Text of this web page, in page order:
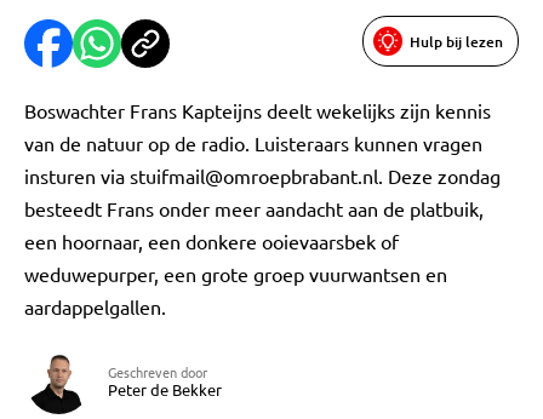
Hulp bij lezen
Boswachter Frans Kapteijns deelt wekelijks zijn kennis
van de natuur op de radio. Luisteraars kunnen vragen
insturen via stuifmail@omroepbrabant.nl. Deze zondag
besteedt Frans onder meer aandacht aan de platbuik,
een hoornaar, een donkere ooievaarsbek of
weduwepurper, een grote groep vuurwantsen en
aardappelgallen.
Geschreven door
Peter de Bekker